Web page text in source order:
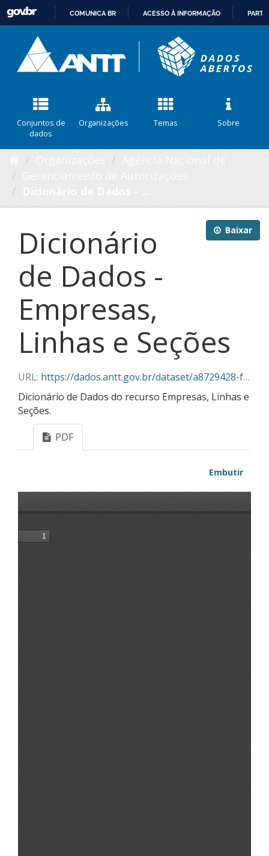
CONTEÚDO
COMUNICA BR ACESSO À INFORMAÇÃO
Conjuntos de
dados
Organizações Temas Sobre
Baixar
Dicionário
de Dados -
Empresas,
Linhas e Seções
URL: https://dados.antt.gov.br/dataset/a8729428-f382-430c-abe5-6e5f85aa9a03/resource/efc9cb26-5c1f-4b69-9833-0f0f11d724fb/download/linhas_secoes_dicionario_dados_v2.pdf
Dicionário de Dados do recurso Empresas, Linhas e
Seções.
PDF
Embutir